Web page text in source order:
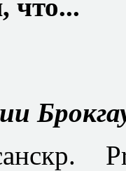
что...